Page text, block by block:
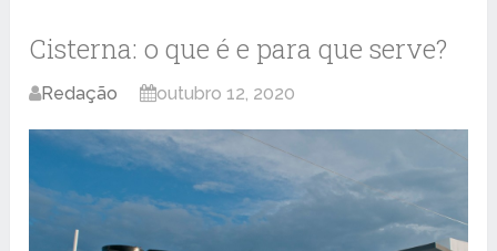
Cisterna: o que é e para que serve?
Redação outubro 12, 2020